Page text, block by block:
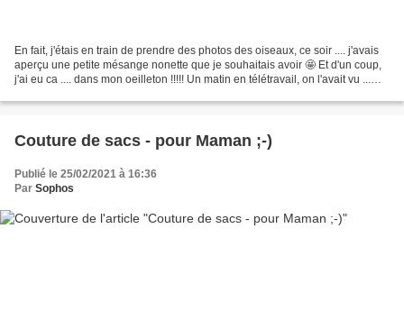
En fait, j'étais en train de prendre des photos des oiseaux, ce soir .... j'avais
aperçu une petite mésange nonette que je souhaitais avoir 🤩 Et d'un coup,
j'ai eu ca .... dans mon oeilleton !!!!! Un matin en télétravail, on l'avait vu ...
Couture de sacs - pour Maman ;-)
Publié le 25/02/2021 à 16:36
Par Sophos